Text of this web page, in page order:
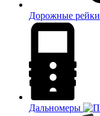
Дорожные рейки
Дальномеры